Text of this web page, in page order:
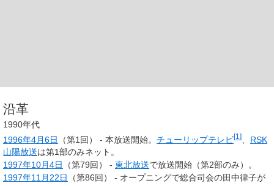
沿革
1990年代
1996年4月6日 （第1回） - 本放送開始。 チューリップテレビ[1 ]
RSK
山陽放送は第1部のみネット。
1997年10月4日 （第79回） - 東北放送で放送開始（第2部のみ）。
1997年11月22日
（第86回） - オープニングで総合司会の田中律子が